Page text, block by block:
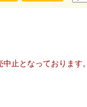
止となっております。